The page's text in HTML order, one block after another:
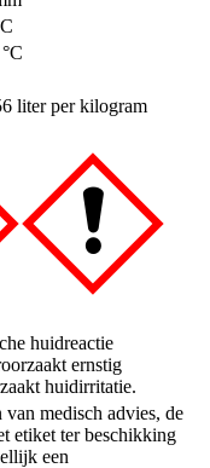
liter per kilogram
huidreactie
ernstig
huidirritatie.
medisch advies, de
etiket ter beschikking
een